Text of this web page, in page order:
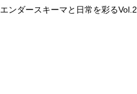
エンダースキーマと日常を彩るVol.2